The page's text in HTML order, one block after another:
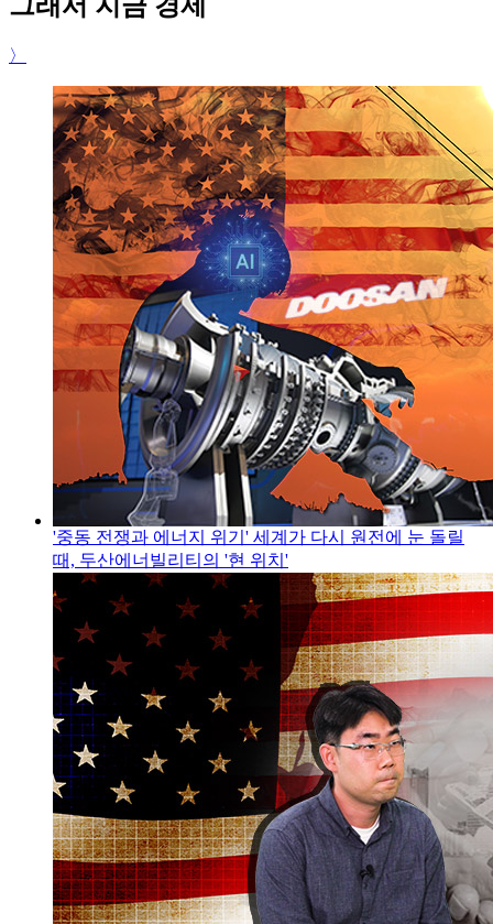
〉
'중동 전쟁과 에너지 위기' 세계가 다시 원전에 눈 돌릴
때, 두산에너빌리티의 '현 위치'